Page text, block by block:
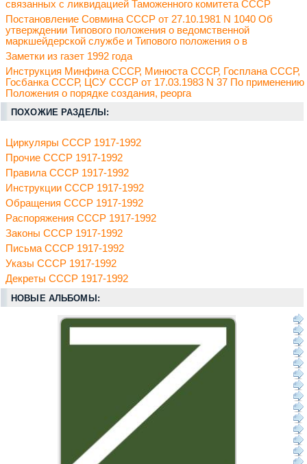
связанных с ликвидацией Таможенного комитета СССР
Постановление Совмина СССР от 27.10.1981 N 1040 Об
утверждении Типового положения о ведомственной
маркшейдерской службе и Типового положения о в
Заметки из газет 1992 года
Инструкция Минфина СССР, Минюста СССР, Госплана СССР,
Госбанка СССР, ЦСУ СССР от 17.03.1983 N 37 По применению
Положения о порядке создания, реорга
ПОХОЖИЕ РАЗДЕЛЫ:
Циркуляры СССР 1917-1992
Прочие СССР 1917-1992
Правила СССР 1917-1992
Инструкции СССР 1917-1992
Обращения СССР 1917-1992
Распоряжения СССР 1917-1992
Законы СССР 1917-1992
Письма СССР 1917-1992
Указы СССР 1917-1992
Декреты СССР 1917-1992
НОВЫЕ АЛЬБОМЫ: